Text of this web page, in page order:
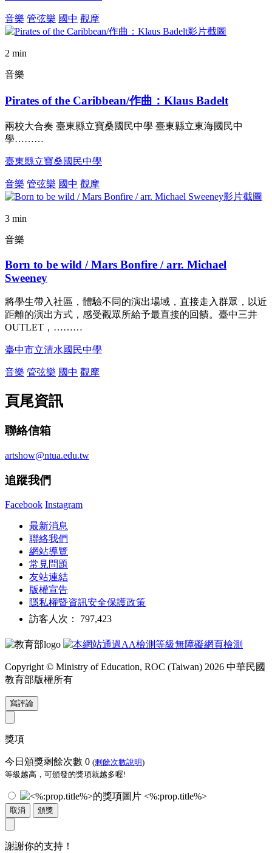
音樂 管弦樂 國中 觀摩
2 min
音樂
Pirates of the Caribbean/作曲：Klaus Badelt
兩校大合奏 臺東縣立寶桑國民中學 臺東縣立東海國民中
學………
臺東縣立寶桑國民中學
音樂 管弦樂 國中 觀摩
3 min
音樂
Born to be wild / Mars Bonfire / arr. Michael
Sweeney
將學生帶入社區，體驗不同的演出場域，直接走入群眾，以近
距離的演出方式，感受觀眾所給予最直接的回饋。臺中三井
OUTLET，………
臺中市立清水國民中學
音樂 管弦樂 國中 觀摩
頁尾資訊
聯絡信箱
artshow@ntua.edu.tw
追蹤我們
Facebook Instagram
最新消息
聯絡我們
網站導覽
常見問題
友站連結
版權宣告
隱私權暨資訊安全保護政策
訪客人次： 797,423
Copyright © Ministry of Education, ROC (Taiwan) 2026 中華民國
教育部版權所有
寫評論
獎項
今日頒獎剩餘次數 0 (剩餘次數說明)
等級越高，可頒發的獎項就越多喔!
<%:prop.title%>
取消 頒獎
謝謝你的支持！